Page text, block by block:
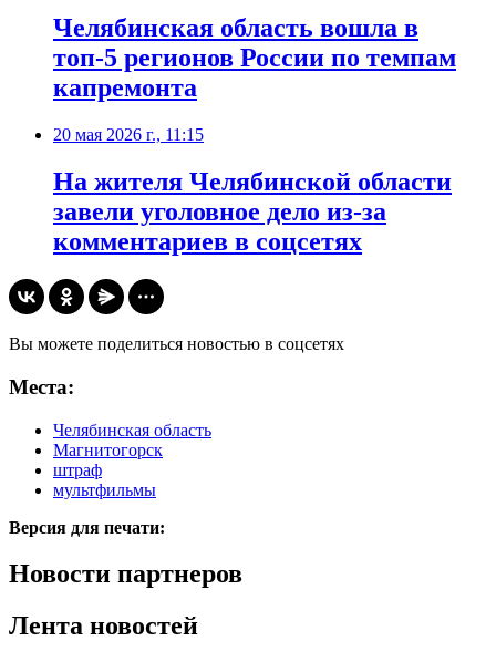
Челябинская область вошла в
топ-5 регионов России по темпам
капремонта
20 мая 2026 г., 11:15
На жителя Челябинской области
завели уголовное дело из-за
комментариев в соцсетях
Вы можете поделиться новостью в соцсетях
Места:
Челябинская область
Магнитогорск
штраф
мультфильмы
Версия для печати:
Новости партнеров
Лента новостей